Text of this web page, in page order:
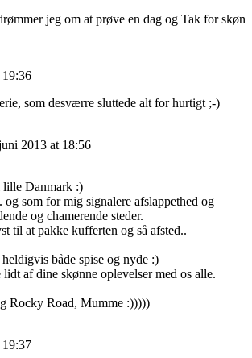
jeg om at prøve en dag og Tak for skøn
som desværre sluttede alt for hurtigt ;-)
2013 at 18:56
lille Danmark :)
som for mig signalere afslappethed og
og chamerende steder.
til at pakke kufferten og så afsted..
både spise og nyde :)
af dine skønne oplevelser med os alle.
Rocky Road, Mumme :)))))